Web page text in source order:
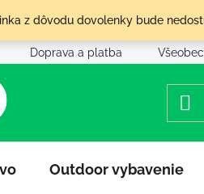
z dôvodu dovolenky bude
Doprava a platba
Outdoor vybavenie